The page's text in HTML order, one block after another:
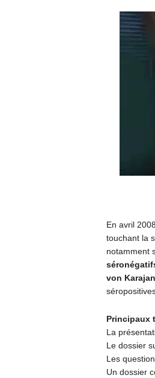
En avril
touchant la
notamment
von Karajan
Principaux
La
Le dossier
Les
Un dossier